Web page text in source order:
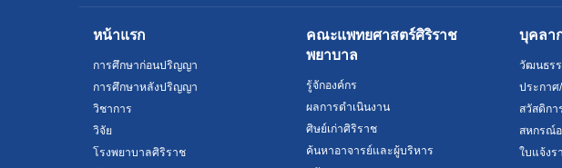
หน้าแรก
การศึกษาก่อนปริญญา
การศึกษาหลังปริญญา
วิชาการ
วิจัย
โรงพยาบาลศิริราช
คณะแพทยศาสตร์ศิริราช
พยาบาล
รู้จักองค์กร
ผลการดำเนินงาน
ศิษย์เก่าศิริราช
ค้นหาอาจารย์และผู้บริหาร
บุคลา
วัฒนธร
ประกาศ
สวัสดิก
สหกรณ์
ใบแจ้งร